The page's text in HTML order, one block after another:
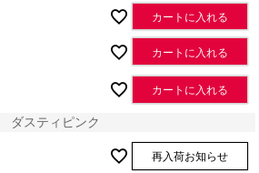
カートに入れる
カートに入れる
カートに入れる
ダスティピンク
再入荷お知らせ